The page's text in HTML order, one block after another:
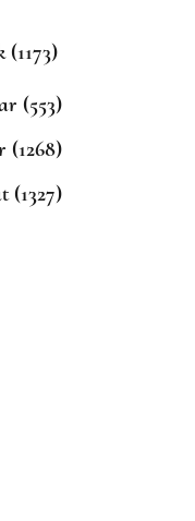
(1173)
(553)
(1268)
(1327)